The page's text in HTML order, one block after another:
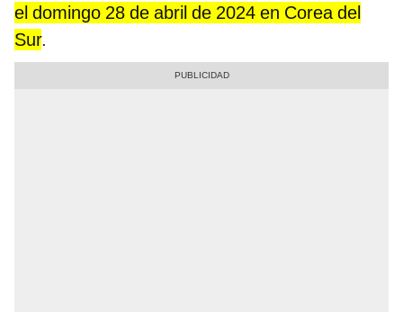
el domingo 28 de abril de 2024 en Corea del
Sur.